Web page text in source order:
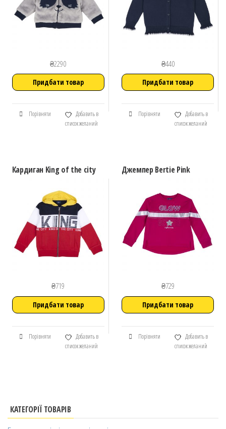
₴2290
Придбати товар
Порівняти
Добавить в
список желаний
₴440
Придбати товар
Порівняти
Добавить в
список желаний
Кардиган King of the city
₴719
Придбати товар
Порівняти
Добавить в
список желаний
Джемпер Bertie Pink
₴729
Придбати товар
Порівняти
Добавить в
список желаний
КАТЕГОРІЇ ТОВАРІВ